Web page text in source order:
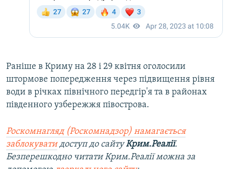
Раніше в Криму на 28 і 29 квітня оголосили
штормове попередження через підвищення рівня
води в річках північного передгір'я та в районах
південного узбережжя півострова.
Роскомнагляд (Роскомнадзор) намагається
заблокуватидоступ до сайтуКрим.Реалії.
Безперешкодно читати Крим.Реалії можна за